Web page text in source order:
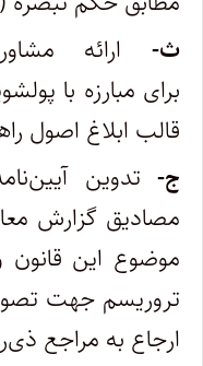
ث- ارائه
برای مبارزه با
قالب ابلاغ اصول
ج- تدوین
مصادیق گزارش
موضوع این قانون
تروریسم جهت
ارجاع به مراجع